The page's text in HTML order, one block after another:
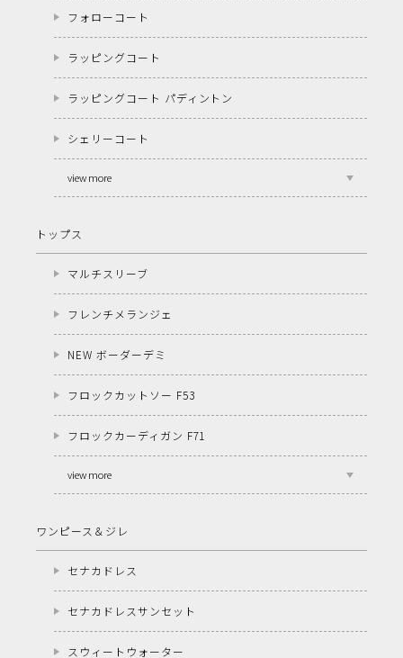
フォローコート
ラッピングコート
ラッピングコート パディントン
シェリーコート
view more
トップス
マルチスリーブ
フレンチメランジェ
NEW ボーダーデミ
フロックカットソー F53
フロックカーディガン F71
view more
ワンピース＆ジレ
セナカドレス
セナカドレスサンセット
スウィートウォーター